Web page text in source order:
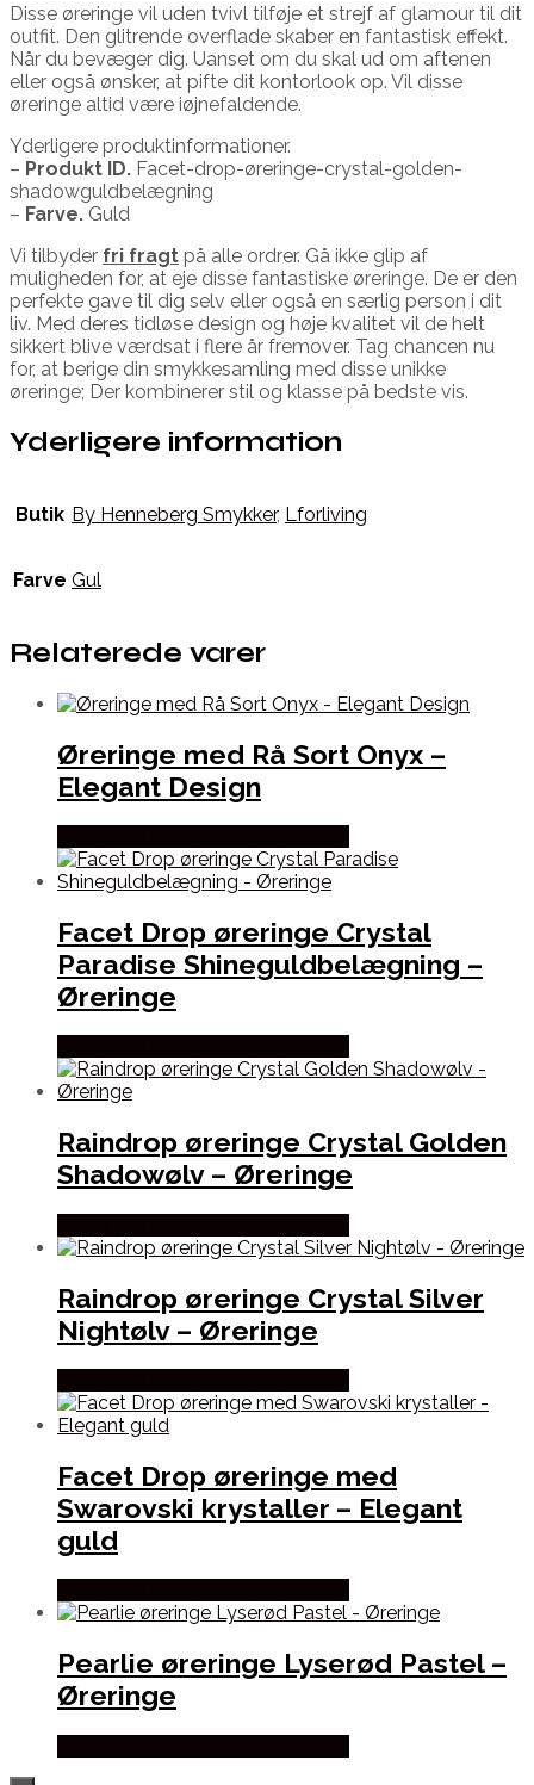
Disse øreringe vil uden tvivl tilføje et strejf af glamour til dit
outfit. Den glitrende overflade skaber en fantastisk effekt.
Når du bevæger dig. Uanset om du skal ud om aftenen
eller også ønsker, at pifte dit kontorlook op. Vil disse
øreringe altid være iøjnefaldende.
Yderligere produktinformationer.
– Produkt ID. Facet-drop-øreringe-crystal-golden-
shadowguldbelægning
– Farve. Guld
Vi tilbyder fri fragt på alle ordrer. Gå ikke glip af
muligheden for, at eje disse fantastiske øreringe. De er den
perfekte gave til dig selv eller også en særlig person i dit
liv. Med deres tidløse design og høje kvalitet vil de helt
sikkert blive værdsat i flere år fremover. Tag chancen nu
for, at berige din smykkesamling med disse unikke
øreringe; Der kombinerer stil og klasse på bedste vis.
Yderligere information
Butik By Henneberg Smykker, Lforliving
Farve Gul
Relaterede varer
Øreringe med Rå Sort Onyx –
Elegant Design
Facet Drop øreringe Crystal
Paradise Shineguldbelægning –
Øreringe
Raindrop øreringe Crystal Golden
Shadowølv – Øreringe
Raindrop øreringe Crystal Silver
Nightølv – Øreringe
Facet Drop øreringe med
Swarovski krystaller – Elegant
guld
Pearlie øreringe Lyserød Pastel –
Øreringe